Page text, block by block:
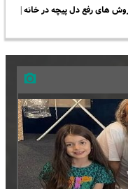
های رفع دل پیچه در خانه |